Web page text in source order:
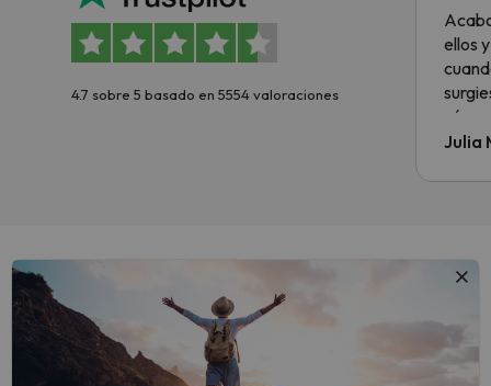
4.7 sobre 5 basado en 5554 valoraciones
ellos
todo
Julia